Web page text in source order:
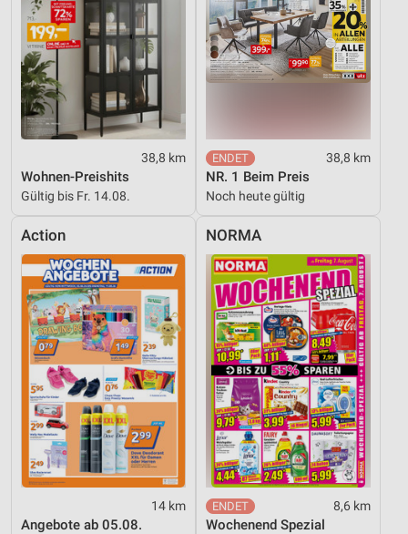
38,8 km
Wohnen-Preishits
Gültig bis Fr. 14.08.
38,8 km
NR. 1 Beim Preis
Noch heute gültig
Action
14 km
Angebote ab 05.08.
NORMA
8,6 km
Wochenend Spezial